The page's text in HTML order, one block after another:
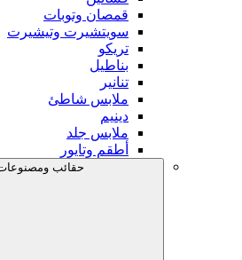
قمصان وتوبات
سويتشيرت وتيشيرت
تريكو
بناطيل
تنانير
ملابس شاطئ
دينيم
ملابس جلد
أطقم وتايور
حقائب